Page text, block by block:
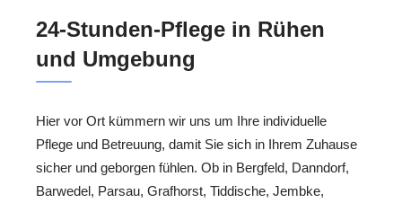
24-Stunden-Pflege in Rühen
und Umgebung
Hier vor Ort kümmern wir uns um Ihre individuelle
Pflege und Betreuung, damit Sie sich in Ihrem Zuhause
sicher und geborgen fühlen. Ob in Bergfeld, Danndorf,
Barwedel, Parsau, Grafhorst, Tiddische, Jembke,